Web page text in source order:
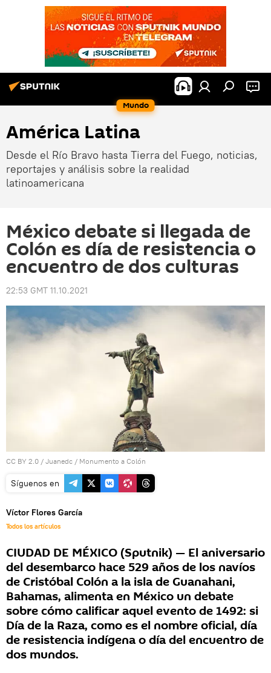
Mundo
América Latina
Desde el Río Bravo hasta Tierra del Fuego, noticias,
reportajes y análisis sobre la realidad
latinoamericana
México debate si llegada de
Colón es día de resistencia o
encuentro de dos culturas
22:53 GMT 11.10.2021
CC BY 2.0 / Juanedc / Monumento a Colón
Síguenos en
Víctor Flores García
Todos los artículos
CIUDAD DE MÉXICO (Sputnik) — El aniversario
del desembarco hace 529 años de los navíos
de Cristóbal Colón a la isla de Guanahani,
Bahamas, alimenta en México un debate
sobre cómo calificar aquel evento de 1492: si
Día de la Raza, como es el nombre oficial, día
de resistencia indígena o día del encuentro de
dos mundos.